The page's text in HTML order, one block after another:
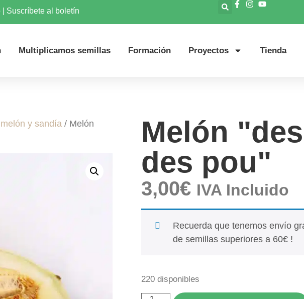
Suscríbete al boletín
Multiplicamos semillas Formación Proyectos Tienda
y sandía / Melón
Melón
des pou"
3,00€ IVA Incluido
Recuerda que tenemos envío
de semillas superiores a 60€ !
220 disponibles